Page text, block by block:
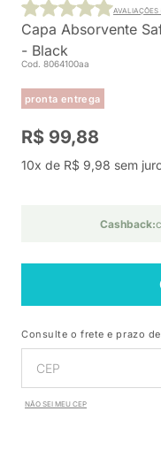
Capa Absorvente
- Black
Cod. 8064100aa
pronta entrega
AVALIAÇÕES
R$ 99,88
10x de R$ 9,98 sem
Cashback:
Consulte o frete e prazo
NÃO SEI MEU CEP